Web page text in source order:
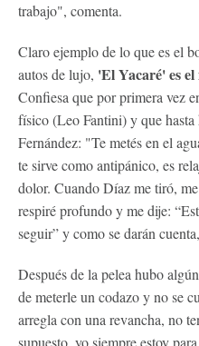
trabajo", comenta.
Claro ejemplo de lo que es el
autos de lujo, 'El Yacaré' es el
Confiesa que por primera vez
físico (Leo Fantini) y que
Fernández: "Te metés en el
te sirve como antipánico, es
dolor. Cuando Díaz me tiró,
respiré profundo y me dije:
seguir” y como se darán
Después de la pelea hubo
de meterle un codazo y no se
arregla con una revancha, no
supuesto, yo siempre estoy